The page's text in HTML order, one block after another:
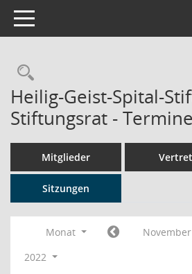
Toggle navigation
Rechercheauswahl
Heilig-Geist-Spital-
Stiftungsrat -
Mitglieder
Sitzungen
Monat
November
2022